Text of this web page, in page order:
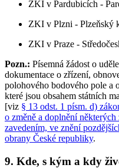
ZKI v Pardubicích -
ZKI v Plzni - Plzeňský
ZKI v Praze -
Pozn.: Písemná žádost o
dokumentace o zřízení,
polohového bodového pole a
které jsou obsahem státních
[viz § 13 odst. 1 písm. d)
o změně a doplnění
zavedením, ve znění
obrany České republiky.
9. Kde, s kým a kdy